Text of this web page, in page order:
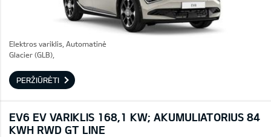
Elektros variklis, Automatinė
Glacier (GLB),
PERŽIŪRĖTI
EV6 EV VARIKLIS 168,1 KW; AKUMULIATORIUS 84
KWH RWD GT LINE